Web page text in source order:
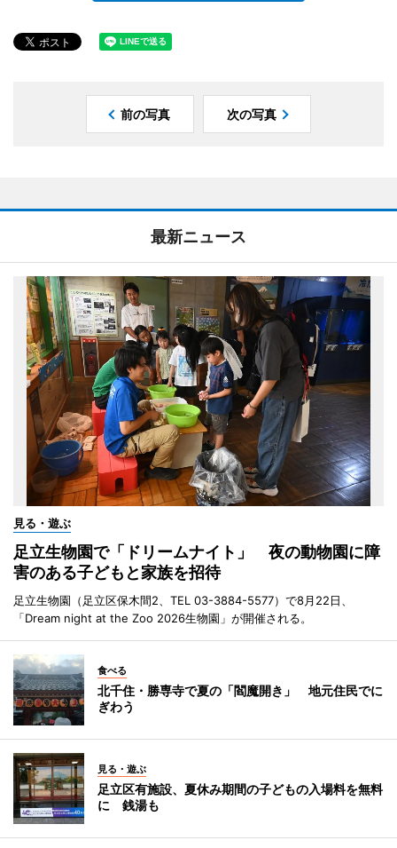
前の写真 次の写真
最新ニュース
見る・遊ぶ
足立生物園で「ドリームナイト」 夜の動物園に障
害のある子どもと家族を招待
足立生物園（足立区保木間2、TEL 03-3884-5577）で8月22日、
「Dream night at the Zoo 2026生物園」が開催される。
食べる
北千住・勝専寺で夏の「閻魔開き」 地元住民でに
ぎわう
見る・遊ぶ
足立区有施設、夏休み期間の子どもの入場料を無料
に 銭湯も